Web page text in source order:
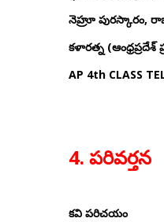
నెహ్రూ పురస్కారం,
కళారత్న
AP 4th CLASS
4. పరివర్తన
కవి పరిచయం